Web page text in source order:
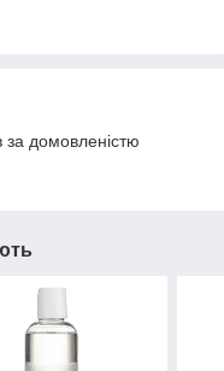
домовленістю